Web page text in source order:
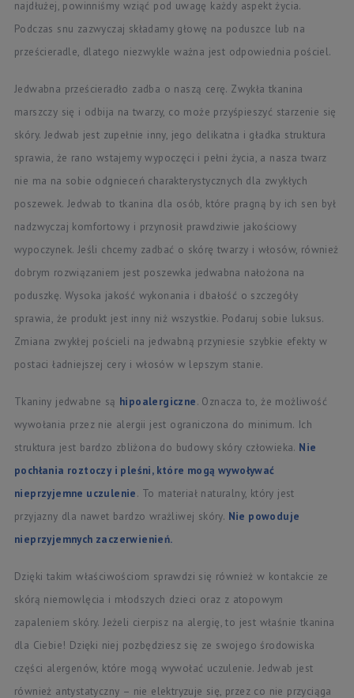
najdłużej, powinniśmy wziąć pod uwagę każdy aspekt życia.
Podczas snu zazwyczaj składamy głowę na poduszce lub na
prześcieradle, dlatego niezwykle ważna jest odpowiednia pościel.
Jedwabna prześcieradło zadba o naszą cerę. Zwykła tkanina
marszczy się i odbija na twarzy, co może przyśpieszyć starzenie się
skóry. Jedwab jest zupełnie inny, jego delikatna i gładka struktura
sprawia, że rano wstajemy wypoczęci i pełni życia, a nasza twarz
nie ma na sobie odgnieceń charakterystycznych dla zwykłych
poszewek. Jedwab to tkanina dla osób, które pragną by ich sen był
nadzwyczaj komfortowy i przynosił prawdziwie jakościowy
wypoczynek. Jeśli chcemy zadbać o skórę twarzy i włosów, również
dobrym rozwiązaniem jest poszewka jedwabna nałożona na
poduszkę. Wysoka jakość wykonania i dbałość o szczegóły
sprawia, że produkt jest inny niż wszystkie. Podaruj sobie luksus.
Zmiana zwykłej pościeli na jedwabną przyniesie szybkie efekty w
postaci ładniejszej cery i włosów w lepszym stanie.
Tkaniny jedwabne są hipoalergiczne. Oznacza to, że możliwość
wywołania przez nie alergii jest ograniczona do minimum. Ich
struktura jest bardzo zbliżona do budowy skóry człowieka. Nie
pochłania roztoczy i pleśni, które mogą wywoływać
nieprzyjemne uczulenie. To materiał naturalny, który jest
przyjazny dla nawet bardzo wrażliwej skóry. Nie powoduje
nieprzyjemnych zaczerwienień.
Dzięki takim właściwościom sprawdzi się również w kontakcie ze
skórą niemowlęcia i młodszych dzieci oraz z atopowym
zapaleniem skóry. Jeżeli cierpisz na alergię, to jest właśnie tkanina
dla Ciebie! Dzięki niej pozbędziesz się ze swojego środowiska
części alergenów, które mogą wywołać uczulenie. Jedwab jest
również antystatyczny – nie elektryzuje się, przez co nie przyciąga